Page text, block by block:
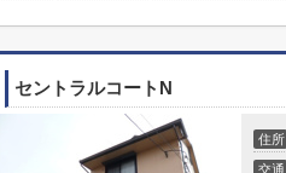
セントラルコートN
住所
交通